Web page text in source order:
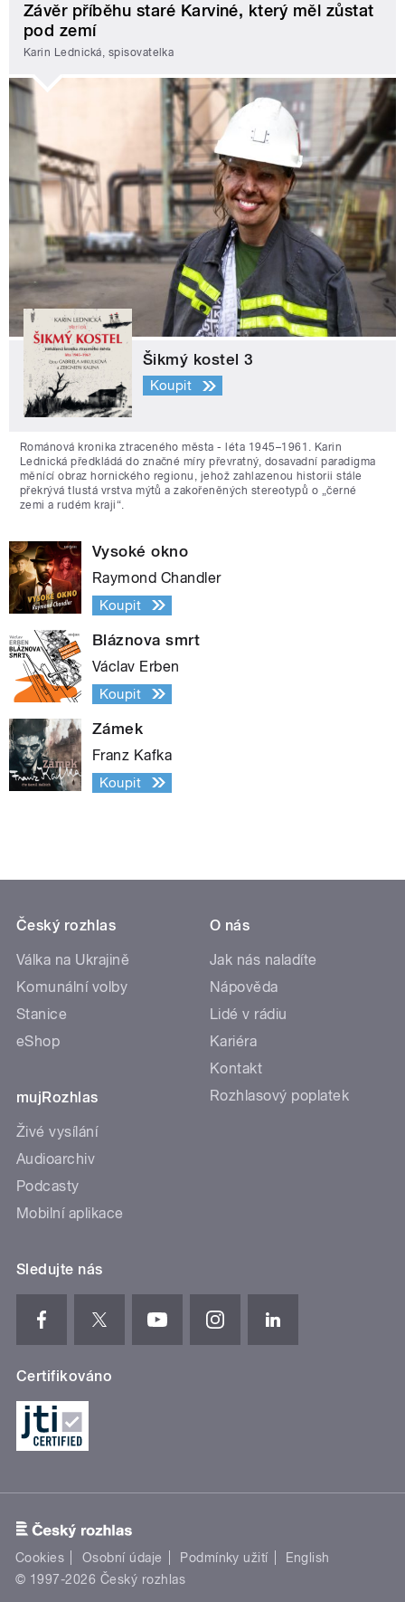
Závěr příběhu staré Karviné, který měl zůstat
pod zemí
Karin Lednická, spisovatelka
Šikmý kostel 3
Koupit
Románová kronika ztraceného města - léta 1945–1961. Karin
Lednická předkládá do značné míry převratný, dosavadní paradigma
měnící obraz hornického regionu, jehož zahlazenou historii stále
překrývá tlustá vrstva mýtů a zakořeněných stereotypů o „černé
zemi a rudém kraji“.
Vysoké okno
Raymond Chandler
Koupit
Bláznova smrt
Václav Erben
Koupit
Zámek
Franz Kafka
Koupit
Český rozhlas
Válka na Ukrajině
Komunální volby
Stanice
eShop
mujRozhlas
Živé vysílání
Audioarchiv
Podcasty
Mobilní aplikace
O nás
Jak nás naladíte
Nápověda
Lidé v rádiu
Kariéra
Kontakt
Rozhlasový poplatek
Sledujte nás
Certifikováno
Cookies Osobní údaje Podmínky užití
English
© 1997-2026 Český rozhlas